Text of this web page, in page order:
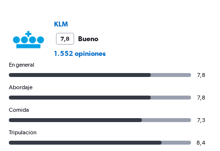
KLM
7,8
Bueno
1.552 opiniones
En general
7,8
Abordaje
7,8
Comida
7,3
Tripulación
8,4